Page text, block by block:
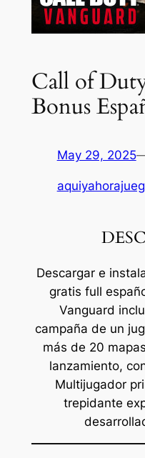
Call of
Bonus
May 29, 2025
Descargar e
gratis full
Vanguard
campaña de un
más de 20
lanzamiento,
Multijugador
trepidante